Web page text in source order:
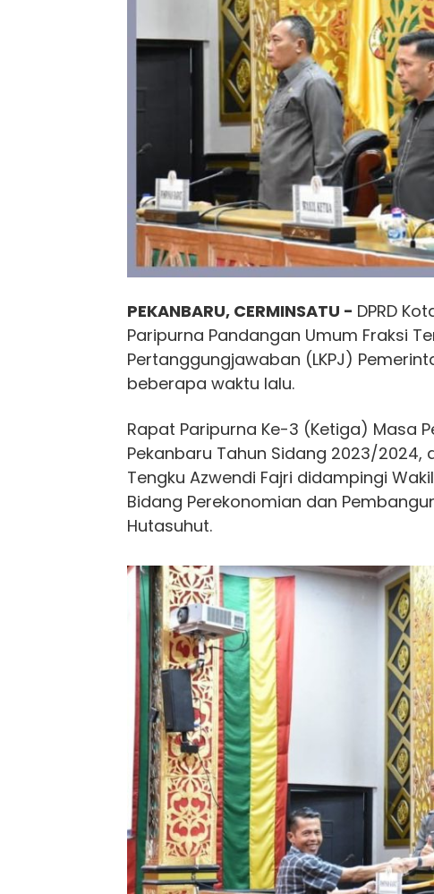
PEKANBARU, CERMINSATU - DPRD
Paripurna Pandangan Umum Fraksi
Pertanggungjawaban (LKPJ)
beberapa waktu lalu.
Rapat Paripurna Ke-3 (Ketiga) Masa
Pekanbaru Tahun Sidang 2023/2024,
Tengku Azwendi Fajri didampingi
Bidang Perekonomian dan
Hutasuhut.